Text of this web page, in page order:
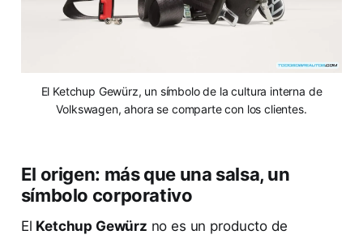
El Ketchup Gewürz, un símbolo de la cultura interna de
Volkswagen, ahora se comparte con los clientes.
El origen: más que una salsa, un
símbolo corporativo
El Ketchup Gewürz no es un producto de